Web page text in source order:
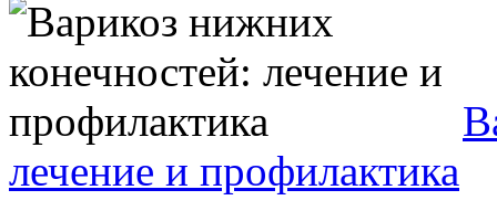
лечение и профилактика